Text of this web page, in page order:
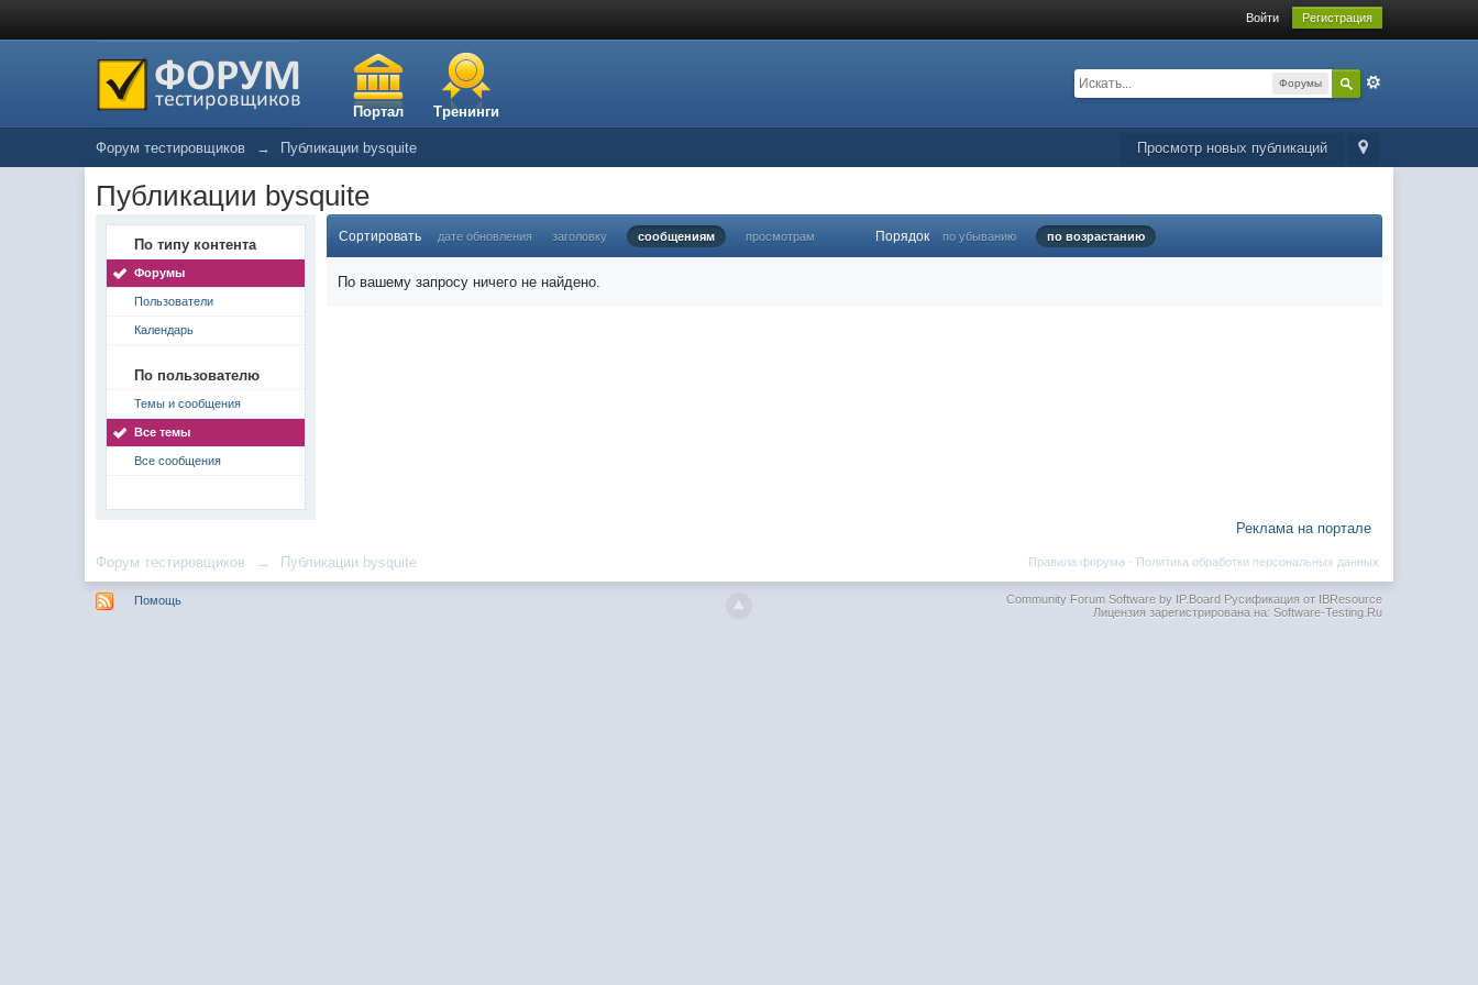
Войти Регистрация
Портал Тренинги
Форумы
Просмотр новых публикаций
Форум тестировщиков → Публикации bysquite
Публикации bysquite
По типу контента
Форумы
Пользователи
Календарь
По пользователю
Темы и сообщения
Все темы
Все сообщения
Сортировать дате обновления заголовку сообщениям просмотрам Порядок по убыванию по возрастанию
По вашему запросу ничего не найдено.
Реклама на портале
Форум тестировщиков → Публикации bysquite Политика обработки персональных данных
Правила форума ·
Помощь Community Forum Software by IP.BoardРусификация от IBResource
Лицензия зарегистрирована на: Software-Testing.Ru